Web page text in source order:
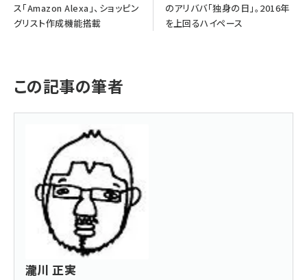
ス「Amazon Alexa」、ショッピン
グリスト作成機能搭載
のアリババ「独身の日」。2016年
を上回るハイペース
この記事の筆者
瀧川 正実